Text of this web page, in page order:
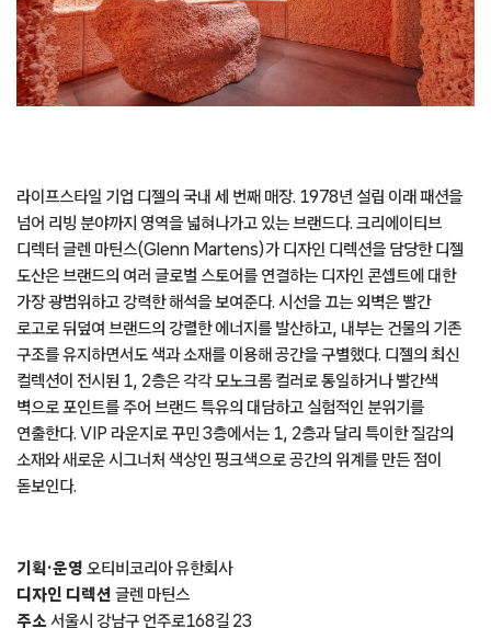
라이프스타일 기업 디젤의 국내 세 번째 매장. 1978년 설립 이래 패션을
넘어 리빙 분야까지 영역을 넓혀나가고 있는 브랜드다. 크리에이티브
디렉터 글렌 마틴스(Glenn Martens)가 디자인 디렉션을 담당한 디젤
도산은 브랜드의 여러 글로벌 스토어를 연결하는 디자인 콘셉트에 대한
가장 광범위하고 강력한 해석을 보여준다. 시선을 끄는 외벽은 빨간
로고로 뒤덮여 브랜드의 강렬한 에너지를 발산하고, 내부는 건물의 기존
구조를 유지하면서도 색과 소재를 이용해 공간을 구별했다. 디젤의 최신
컬렉션이 전시된 1, 2층은 각각 모노크롬 컬러로 통일하거나 빨간색
벽으로 포인트를 주어 브랜드 특유의 대담하고 실험적인 분위기를
연출한다. VIP 라운지로 꾸민 3층에서는 1, 2층과 달리 특이한 질감의
소재와 새로운 시그너처 색상인 핑크색으로 공간의 위계를 만든 점이
돋보인다.
기획·운영 오티비코리아 유한회사
디자인 디렉션 글렌 마틴스
주소 서울시 강남구 언주로168길 23